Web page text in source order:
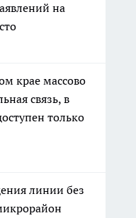
на
крае массово
связь, в
только
линии без